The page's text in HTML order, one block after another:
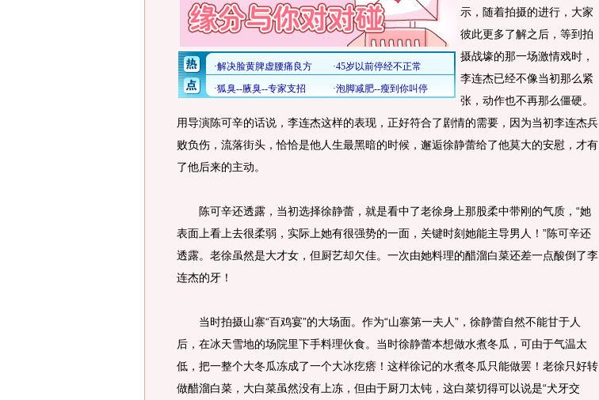
示，随着拍摄的进行，大家
彼此更多了解之后，等到拍
摄战壕的那一场激情戏时，
李连杰已经不像当初那么紧
张，动作也不再那么僵硬。
用导演陈可辛的话说，李连杰这样的表现，正好符合了剧情的需要，因为当初李连杰兵
败负伤，流落街头，恰恰是他人生最黑暗的时候，邂逅徐静蕾给了他莫大的安慰，才有
了他后来的主动。
陈可辛还透露，当初选择徐静蕾，就是看中了老徐身上那股柔中带刚的气质，“她
表面上看上去很柔弱，实际上她有很强势的一面，关键时刻她能主导男人！”陈可辛还
透露。老徐虽然是大才女，但厨艺却欠佳。一次由她料理的醋溜白菜还差一点酸倒了李
连杰的牙！
当时拍摄山寨“百鸡宴”的大场面。作为“山寨第一夫人”，徐静蕾自然不能甘于人
后，在冰天雪地的场院里下手料理伙食。当时徐静蕾本想做水煮冬瓜，可由于气温太
低，把一整个大冬瓜冻成了一个大冰疙瘩！这样徐记的水煮冬瓜只能做罢！老徐只好转
做醋溜白菜，大白菜虽然没有上冻，但由于厨刀太钝，这白菜切得可以说是“犬牙交